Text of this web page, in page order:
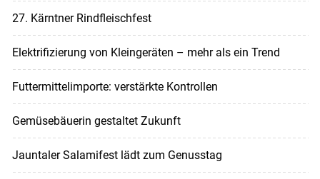
27. Kärntner Rindfleischfest
Elektrifizierung von Kleingeräten – mehr als ein Trend
Futtermittelimporte: verstärkte Kontrollen
Gemüsebäuerin gestaltet Zukunft
Jauntaler Salamifest lädt zum Genusstag